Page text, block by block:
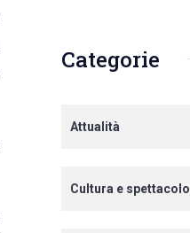
Categorie
Attualità
Cultura e spettacolo